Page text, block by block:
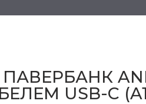
USB-C